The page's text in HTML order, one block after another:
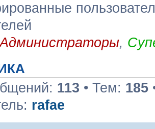
Администраторы,
113 • Тем: 185
rafae